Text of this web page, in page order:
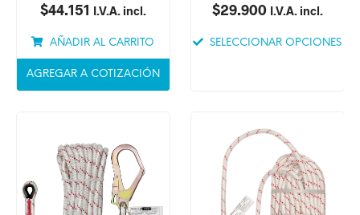
$44.151 I.V.A. incl.
AÑADIR AL CARRITO
AGREGAR A COTIZACIÓN
$29.900 I.V.A. incl.
SELECCIONAR OPCIONES